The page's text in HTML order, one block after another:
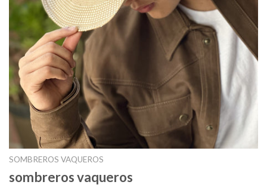
SOMBREROS VAQUEROS
sombreros vaqueros